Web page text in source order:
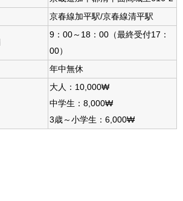
京春線加平駅/京春線清平駅
9：00～18：00（最終受付17：
00）
年中無休
大人：10,000₩
中学生：8,000₩
3歳～小学生：6,000₩